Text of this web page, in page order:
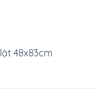
48x83cm